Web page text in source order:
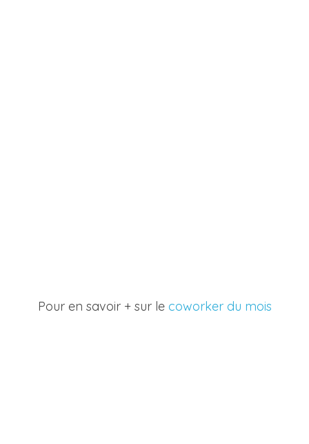
Pour en savoir + sur le coworker du mois